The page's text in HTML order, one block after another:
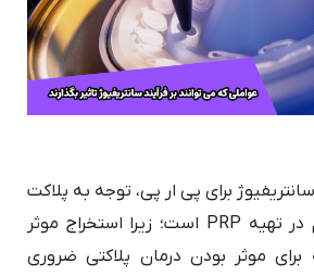
برای پی ار پی، توجه به پلاکت
خون یک مرحله مهم در تهیه PRP است؛ زیرا استخراج موثر
موثر بودن درمان پلاکتی ضروری